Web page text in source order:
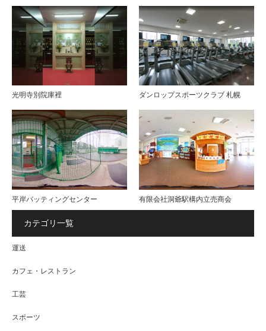
光明寺別院庫裡 ダンロップスポーツクラブ 札幌
平岸バッティングセンター 有限会社洞爺駅構内立売商会
カテゴリ一覧
運送
カフェ・レストラン
工芸
スポーツ